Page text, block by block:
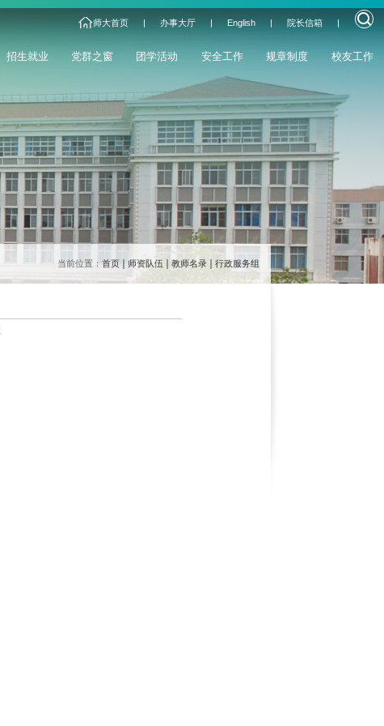
师大首页 | 办事大厅 | English | 院长信箱 |
招生就业 党群之窗 团学活动 安全工作 规章制度 校友工作
当前位置： 首页 师资队伍 教师名录 行政服务组